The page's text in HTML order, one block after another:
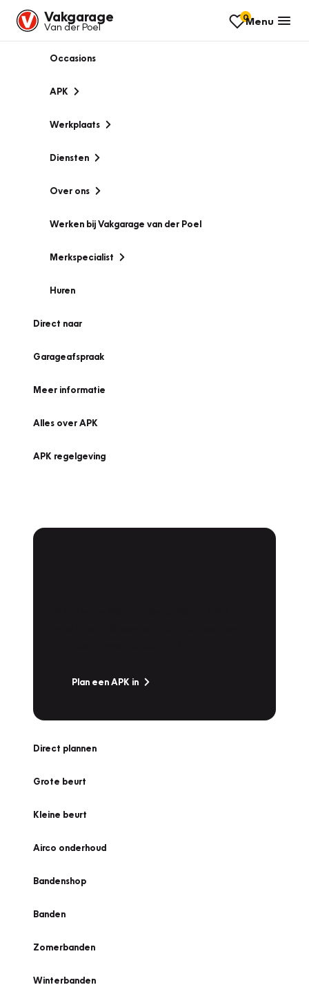
Vakgarage
Van der Poel
0Menu
Occasions
APK
Werkplaats
Diensten
Over ons
Werken bij Vakgarage van der Poel
Merkspecialist
Huren
Direct naar
Garageafspraak
Meer informatie
Alles over APK
APK regelgeving
Plan een APK in
Direct plannen
Grote beurt
Kleine beurt
Airco onderhoud
Bandenshop
Banden
Zomerbanden
Winterbanden